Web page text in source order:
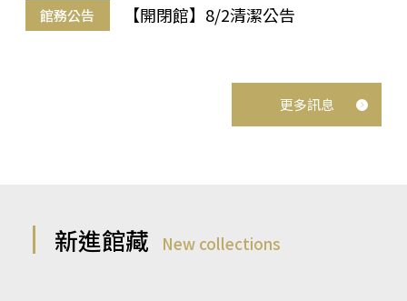
館務公告 【開閉館】8/2清潔公告
更多訊息
新進館藏 New collections